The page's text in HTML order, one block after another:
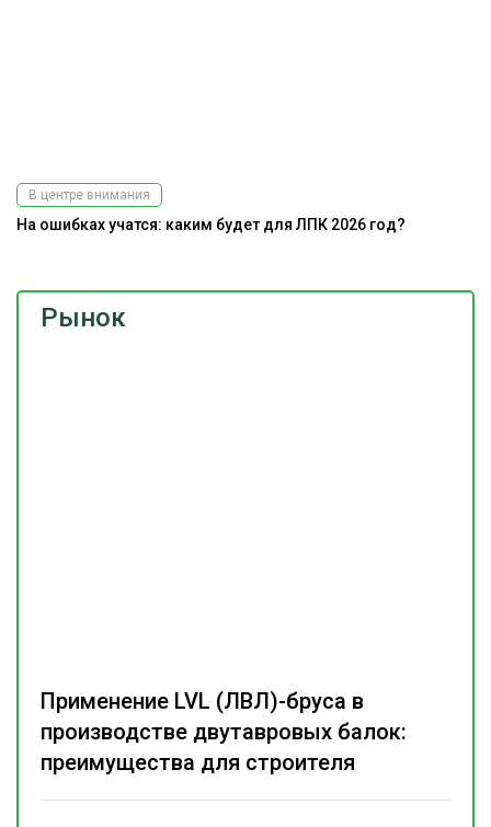
Рынок
Применение LVL (ЛВЛ)-бруса в
производстве двутавровых балок:
преимущества для строителя
В центре внимания
На ошибках учатся: каким будет для ЛПК 2026 год?